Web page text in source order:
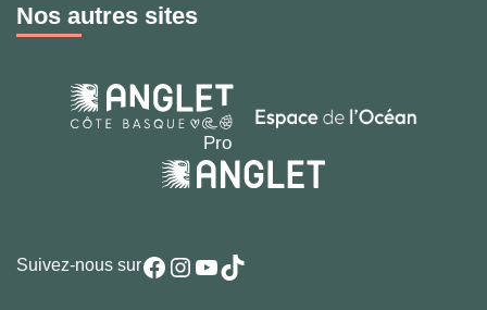
Nos autres sites
Suivez-nous surFacebook
Instagram
YouTube
TikTok